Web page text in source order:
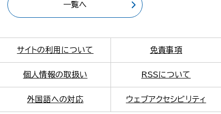
一覧へ
サイトの利用について 免責事項
個人情報の取扱い RSSについて
外国語への対応 ウェブアクセシビリティ